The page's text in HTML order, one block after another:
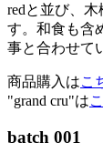
redと並び、
す。和食も含
事と合わせて
商品購入はこ
"grand cru"は
batch 001